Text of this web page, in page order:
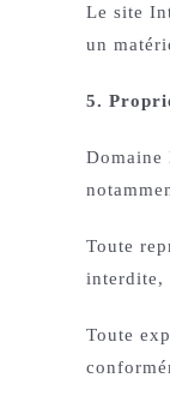
Le site
un
5.
Domaine
Toute
interdite,
Toute